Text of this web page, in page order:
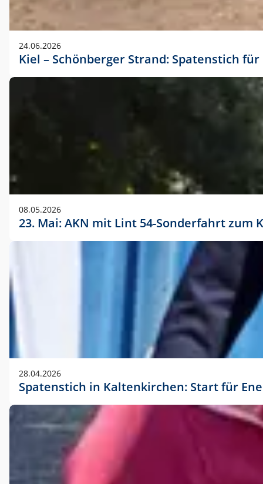
24.06.2026
Kiel – Schönberger Strand: Spatenstich
08.05.2026
23. Mai: AKN mit Lint 54-Sonderfahrt
28.04.2026
Spatenstich in Kaltenkirchen: Start für